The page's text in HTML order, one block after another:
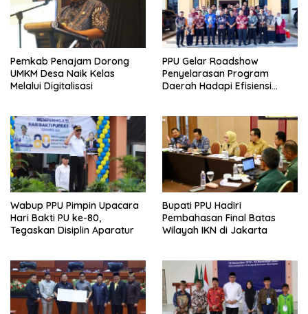
Pemkab Penajam Dorong
UMKM Desa Naik Kelas
Melalui Digitalisasi
PPU Gelar Roadshow
Penyelarasan Program
Daerah Hadapi Efisiensi
Wabup PPU Pimpin Upacara
Hari Bakti PU ke-80,
Tegaskan Disiplin Aparatur
Bupati PPU Hadiri
Pembahasan Final Batas
Wilayah IKN di Jakarta